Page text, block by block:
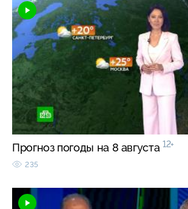
Прогноз погоды на 8 августа 12+
235